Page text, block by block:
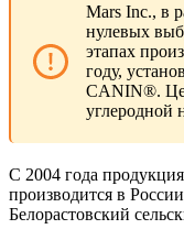
Mars Inc., в
нулевых
этапах
году,
CANIN®.
углеродной
С 2004 года
производится в
Белорастовский